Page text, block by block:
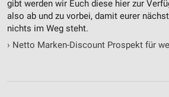
gibt werden wir Euch diese hier zur
also ab und zu vorbei, damit eurer
nichts im Weg steht.
› Netto Marken-Discount Prospekt für